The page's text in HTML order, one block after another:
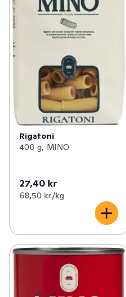
Rigatoni
400 g, MINO
27,40 kr
68,50 kr /kg